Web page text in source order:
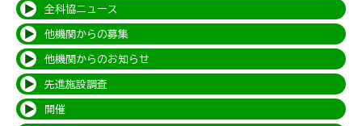
全科協ニュース
他機関からの募集
他機関からのお知らせ
先進施設調査
開催